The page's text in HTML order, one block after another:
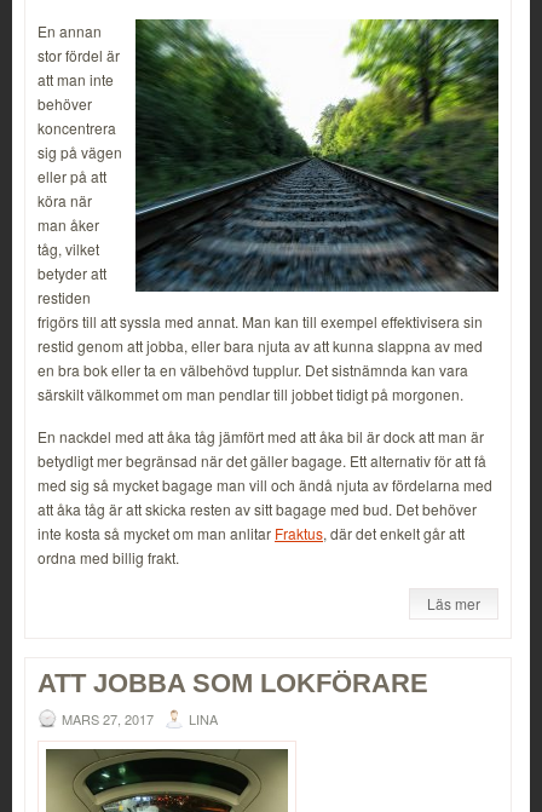
En annan
stor fördel är
att man inte
behöver
koncentrera
sig på vägen
eller på att
köra när
man åker
tåg, vilket
betyder att
restiden
frigörs till att syssla med annat. Man kan till exempel effektivisera sin
restid genom att jobba, eller bara njuta av att kunna slappna av med
en bra bok eller ta en välbehövd tupplur. Det sistnämnda kan vara
särskilt välkommet om man pendlar till jobbet tidigt på morgonen.
En nackdel med att åka tåg jämfört med att åka bil är dock att man är
betydligt mer begränsad när det gäller bagage. Ett alternativ för att få
med sig så mycket bagage man vill och ändå njuta av fördelarna med
att åka tåg är att skicka resten av sitt bagage med bud. Det behöver
inte kosta så mycket om man anlitar Fraktus, där det enkelt går att
ordna med billig frakt.
Läs mer
ATT JOBBA SOM LOKFÖRARE
MARS 27, 2017 LINA